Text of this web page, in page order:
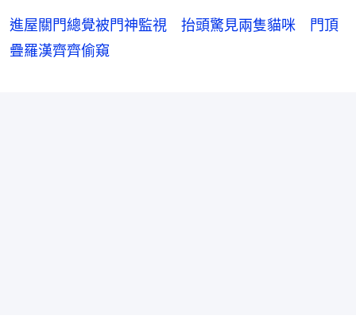
進屋關門總覺被門神監視 抬頭驚見兩隻貓咪 門頂
疊羅漢齊齊偷窺